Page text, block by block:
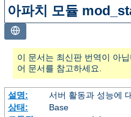
아파치 모듈
이 문서는 최신판 번역이 아
어 문서를 참고하세요.
설명:
서버 활동과 성능에
상태:
Base